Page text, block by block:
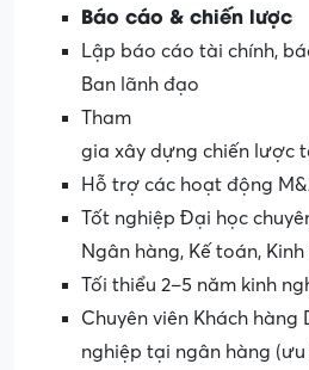
Báo cáo & chiến lược
Lập báo cáo tài chính,
Ban lãnh đạo
Tham
gia xây dựng chiến lược
Hỗ trợ các hoạt động
Tốt nghiệp Đại học
Ngân hàng, Kế toán, Kinh
Tối thiểu 2–5 năm kinh
Chuyên viên Khách hàng
nghiệp tại ngân hàng (ưu